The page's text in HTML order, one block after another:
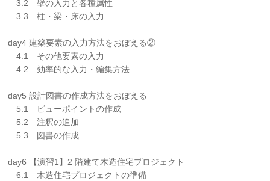
3.2 壁の入力と各種属性
3.3 柱・梁・床の入力
day4 建築要素の入力方法をおぼえる②
4.1 その他要素の入力
4.2 効率的な入力・編集方法
day5 設計図書の作成方法をおぼえる
5.1 ビューポイントの作成
5.2 注釈の追加
5.3 図書の作成
day6 【演習1】2 階建て木造住宅プロジェクト
6.1 木造住宅プロジェクトの準備